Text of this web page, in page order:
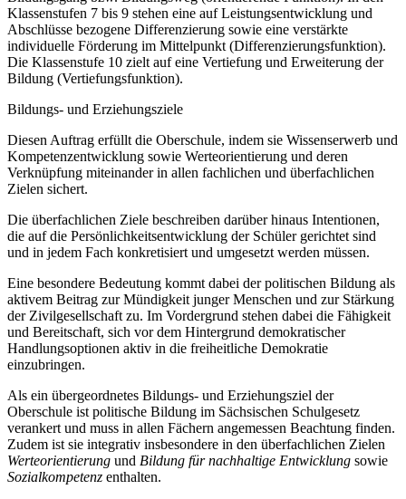
Klassenstufen 7 bis 9 stehen eine auf Leistungsentwicklung und
Abschlüsse bezogene Differenzierung sowie eine verstärkte
individuelle Förderung im Mittelpunkt (Differenzierungsfunktion).
Die Klassenstufe 10 zielt auf eine Vertiefung und Erweiterung der
Bildung (Vertiefungsfunktion).
Bildungs- und Erziehungsziele
Diesen Auftrag erfüllt die Oberschule, indem sie Wissenserwerb und
Kompetenzentwicklung sowie Werteorientierung und deren
Verknüpfung miteinander in allen fachlichen und überfachlichen
Zielen sichert.
Die überfachlichen Ziele beschreiben darüber hinaus Intentionen,
die auf die Persönlichkeitsentwicklung der Schüler gerichtet sind
und in jedem Fach konkretisiert und umgesetzt werden müssen.
Eine besondere Bedeutung kommt dabei der politischen Bildung als
aktivem Beitrag zur Mündigkeit junger Menschen und zur Stärkung
der Zivilgesellschaft zu. Im Vordergrund stehen dabei die Fähigkeit
und Bereitschaft, sich vor dem Hintergrund demokratischer
Handlungsoptionen aktiv in die freiheitliche Demokratie
einzubringen.
Als ein übergeordnetes Bildungs- und Erziehungsziel der
Oberschule ist politische Bildung im Sächsischen Schulgesetz
verankert und muss in allen Fächern angemessen Beachtung finden.
Zudem ist sie integrativ insbesondere in den überfachlichen Zielen
Werteorientierung und Bildung für nachhaltige Entwicklung sowie
Sozialkompetenz enthalten.